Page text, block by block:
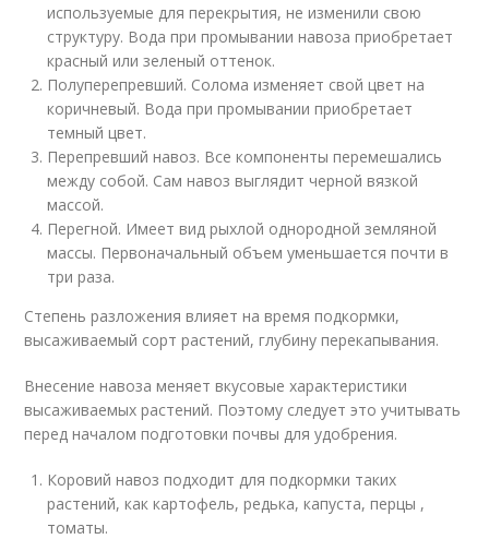
используемые для перекрытия, не изменили свою
структуру. Вода при промывании навоза приобретает
красный или зеленый оттенок.
Полуперепревший. Солома изменяет свой цвет на
коричневый. Вода при промывании приобретает
темный цвет.
Перепревший навоз. Все компоненты перемешались
между собой. Сам навоз выглядит черной вязкой
массой.
Перегной. Имеет вид рыхлой однородной земляной
массы. Первоначальный объем уменьшается почти в
три раза.
Степень разложения влияет на время подкормки,
высаживаемый сорт растений, глубину перекапывания.
Внесение навоза меняет вкусовые характеристики
высаживаемых растений. Поэтому следует это учитывать
перед началом подготовки почвы для удобрения.
Коровий навоз подходит для подкормки таких
растений, как картофель, редька, капуста, перцы ,
томаты.